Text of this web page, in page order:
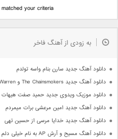
your criteria.
به زودی از آهنگ فاخر
دانلود آهنگ جدید سارن بنام واسه تولدم
دانلود آهنگ جدید The Chainsmokers و Emily Warren بنام Side Effects
دانلود موزیک ویدوی جدید حمید صفت هیهات
دانلود آهنگ جدید امین مرعشی برات میمردم
دانلود آهنگ جدید خدایا مرسی از حسین تهی
دانلود آهنگ مسیح و آرش AP به نام خیلی دلم تنگه